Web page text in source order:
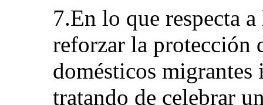
7.En lo que respecta
reforzar la protección
domésticos migrantes
tratando de celebrar